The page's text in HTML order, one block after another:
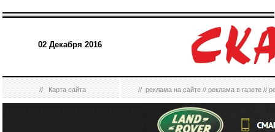
02 Декабря 2016
//Карта сайта //реклама на сайте//реклама в газете//